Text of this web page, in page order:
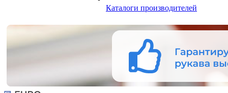
Каталоги производителей